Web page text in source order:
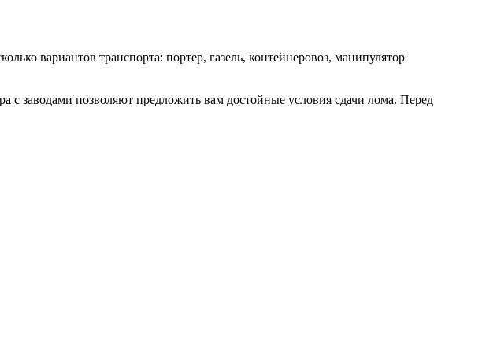
вариантов транспорта: портер, газель, контейнеровоз, манипулятор
с заводами позволяют предложить вам достойные условия сдачи лома. Перед